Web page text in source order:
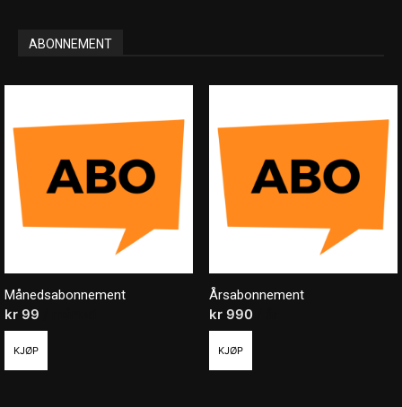
ABONNEMENT
Månedsabonnement
kr 99
KJØP
Årsabonnement
kr990
KJØP